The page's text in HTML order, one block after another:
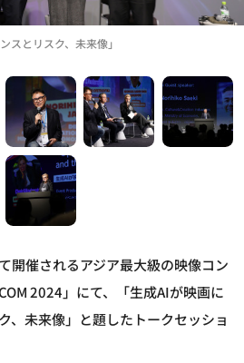
スとリスク、未来像」
開催されるアジア最大級の映像コン
2024」にて、「生成AIが映画に
、未来像」と題したトークセッショ